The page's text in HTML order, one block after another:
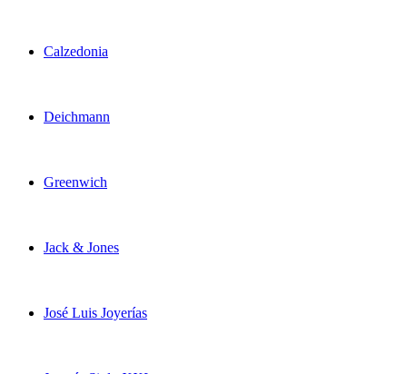
Calzedonia
Deichmann
Greenwich
Jack & Jones
José Luis Joyerías